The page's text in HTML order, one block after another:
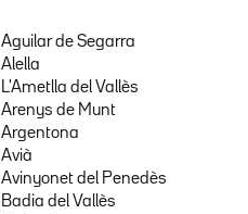
Aguilar de Segarra
Alella
L'Ametlla del Vallès
Arenys de Munt
Argentona
Avià
Avinyonet del Penedès
Badia del Vallès